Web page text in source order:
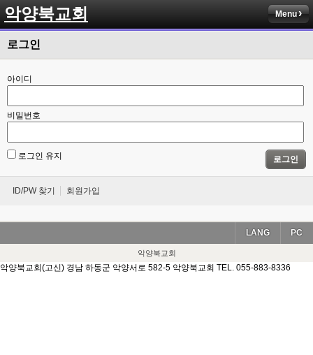
악양북교회 Menu
로그인
아이디
비밀번호
로그인 유지 로그인
ID/PW 찾기 회원가입
PC
LANG
악양북교회
악양북교회(고신) 경남 하동군 악양서로 582-5 악양북교회 TEL. 055-883-8336